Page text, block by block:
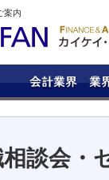
案内
談会・